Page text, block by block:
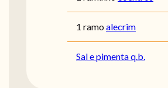
1 ramo alecrim
Sal e pimenta q.b.